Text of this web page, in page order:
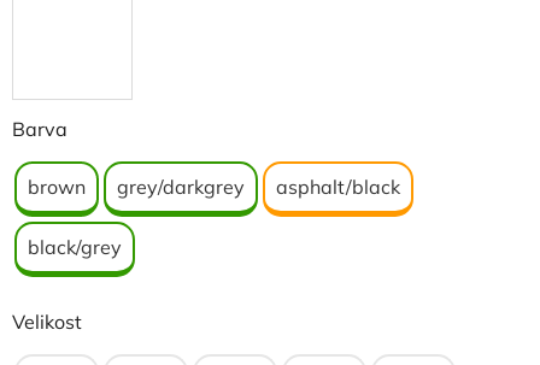
Barva
brown grey/darkgrey asphalt/black
black/grey
Velikost